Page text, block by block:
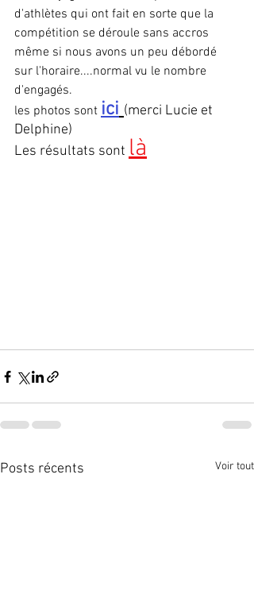
d'athlètes qui ont fait en sorte que la
compétition se déroule sans accros
même si nous avons un peu débordé
sur l'horaire....normal vu le nombre
d'engagés.
les photos sont ici (merci Lucie et
Delphine)
Les résultats sont là
Posts récents Voir tout